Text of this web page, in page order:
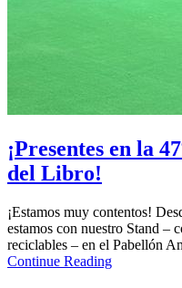
¡Presentes en la
del Libro!
¡Estamos muy contentos!
estamos con nuestro Stand –
reciclables – en el Pabellón
Continue Reading